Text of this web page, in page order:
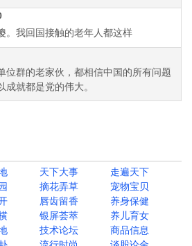
。我回国接触的老年人都这样
位群的老家伙，都相信中国的所有问题
就都是党的伟大。
天下大事
走遍天下
摘花弄草
宠物宝贝
唇齿留香
养身保健
银屏荟萃
养儿育女
技术论坛
商品信息